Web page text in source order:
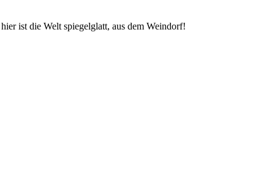
ist die Welt spiegelglatt, aus dem Weindorf!